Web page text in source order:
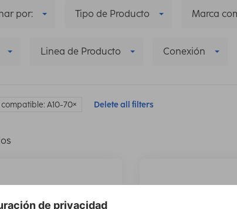
por: Tipo de Producto Marca
Linea de Producto Conexión
A10-70 Delete all filters